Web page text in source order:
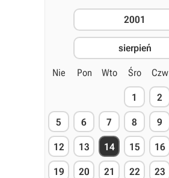
2001
sierpień
Nie Pon Wto Śro Czw
1 2
5 6 7 8 9
12 13 14 15 16
19 20 21 22 23